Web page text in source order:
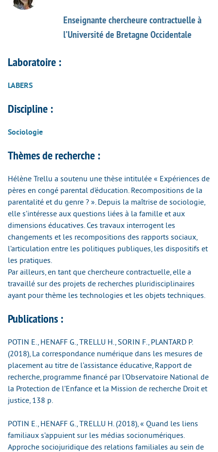
Enseignante chercheure contractuelle à
l’Université de Bretagne Occidentale
Laboratoire :
LABERS
Discipline :
Sociologie
Thèmes de recherche :
Hélène Trellu a soutenu une thèse intitulée « Expériences de
pères en congé parental d’éducation. Recompositions de la
parentalité et du genre ? ». Depuis la maîtrise de sociologie,
elle s’intéresse aux questions liées à la famille et aux
dimensions éducatives. Ces travaux interrogent les
changements et les recompositions des rapports sociaux,
l’articulation entre les politiques publiques, les dispositifs et
les pratiques.
Par ailleurs, en tant que chercheure contractuelle, elle a
travaillé sur des projets de recherches pluridisciplinaires
ayant pour thème les technologies et les objets techniques.
Publications :
POTIN E., HENAFF G., TRELLU H., SORIN F., PLANTARD P.
(2018), La correspondance numérique dans les mesures de
placement au titre de l’assistance éducative, Rapport de
recherche, programme financé par l’Observatoire National de
la Protection de l’Enfance et la Mission de recherche Droit et
justice, 138 p.
POTIN E., HENAFF G., TRELLU H. (2018), « Quand les liens
familiaux s’appuient sur les médias socionumériques.
Approche sociojuridique des relations familiales au sein de